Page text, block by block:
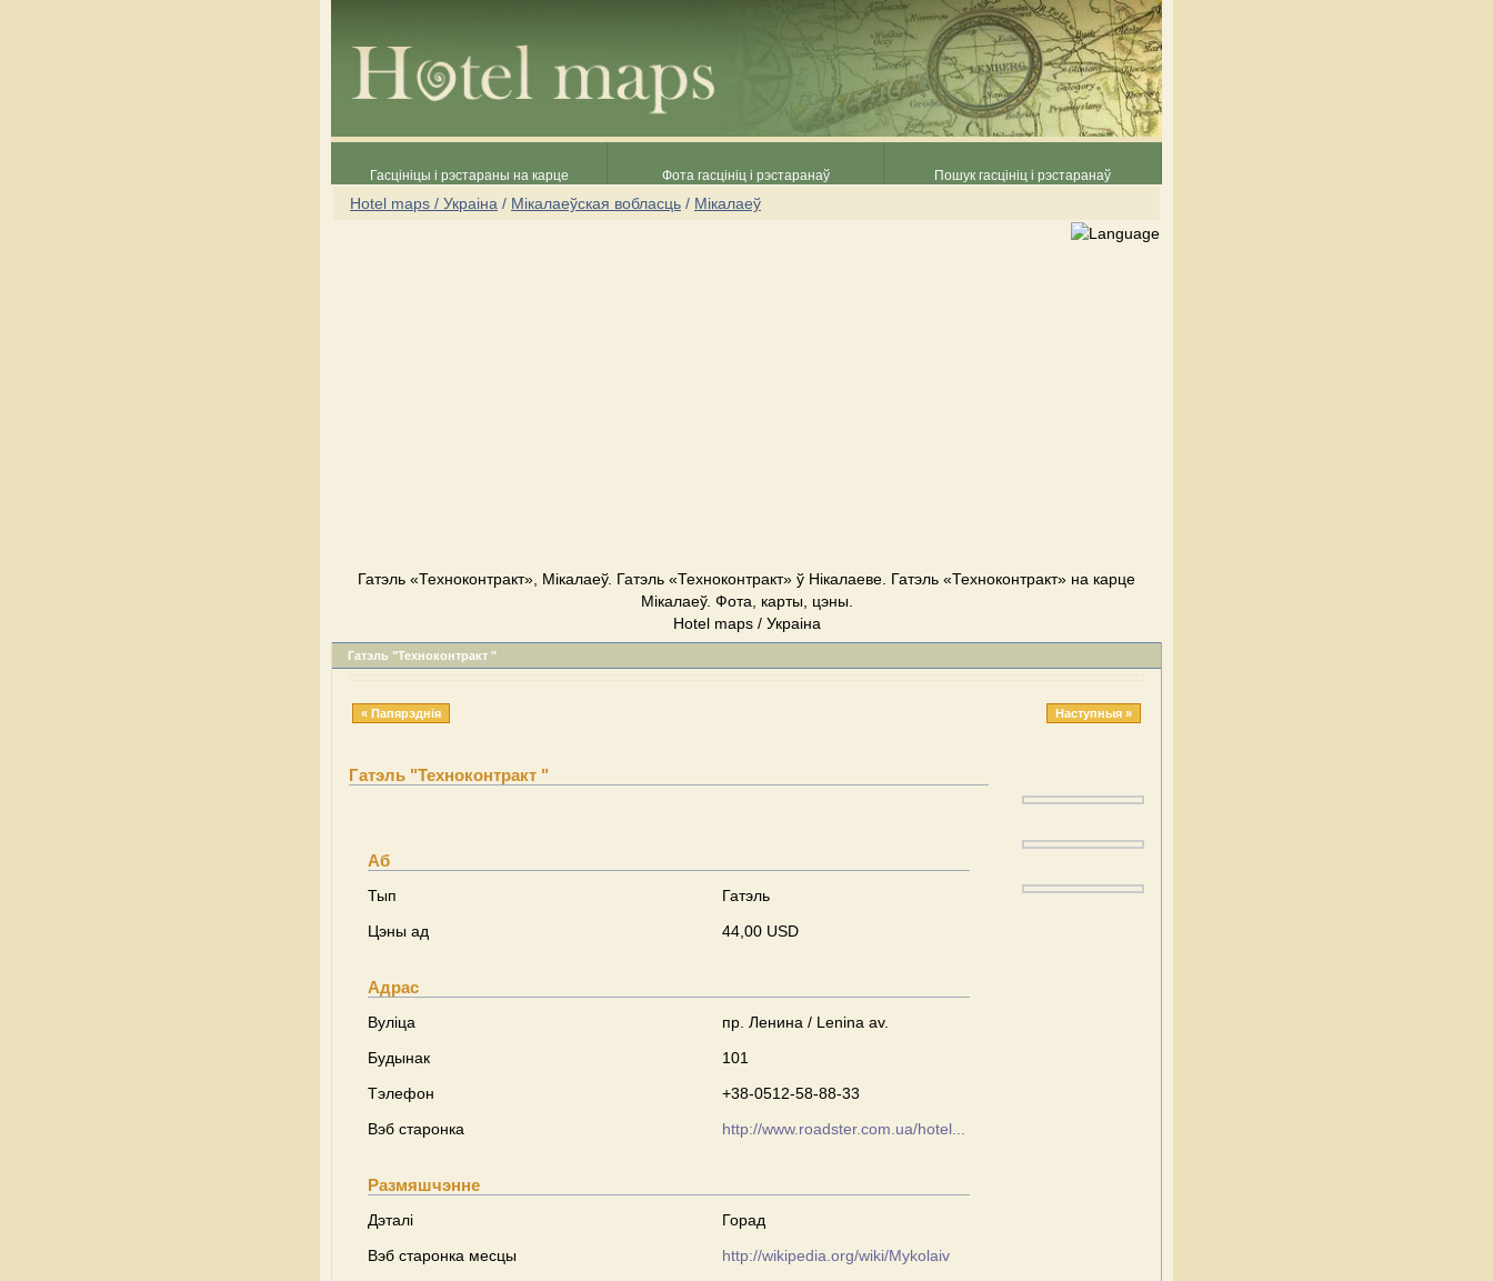
Гасцініцы і рэстараны на карце Фота гасцініц і рэстаранаў Пошук гасцініц і рэстаранаў
Hotel maps / Украіна / Мікалаеўская вобласць / Мікалаеў
Гатэль «Техноконтракт», Мікалаеў. Гатэль «Техноконтракт» ў Нікалаеве. Гатэль «Техноконтракт» на карце
Мікалаеў. Фота, карты, цэны.
Hotel maps / Украіна
Гатэль "Техноконтракт "
« Папярэднія Наступныя »
Гатэль "Техноконтракт "
Аб
Тып
Гатэль
Цэны ад
44,00 USD
Адрас
Вуліца
пр. Ленина / Lenina av.
Будынак
101
Тэлефон
+38-0512-58-88-33
Вэб старонка
http://www.roadster.com.ua/hotel...
Размяшчэнне
Дэталі
Горад
Вэб старонка месцы
http://wikipedia.org/wiki/Mykolaiv